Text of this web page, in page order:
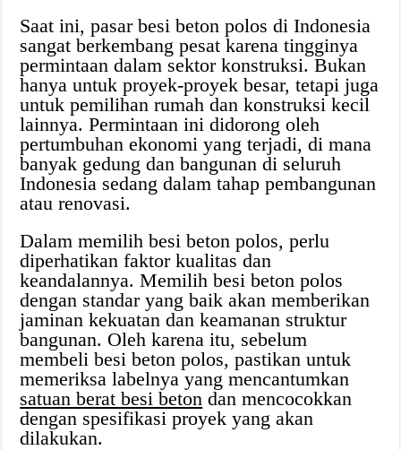
Saat ini, pasar besi beton polos di Indonesia
sangat berkembang pesat karena tingginya
permintaan dalam sektor konstruksi. Bukan
hanya untuk proyek-proyek besar, tetapi juga
untuk pemilihan rumah dan konstruksi kecil
lainnya. Permintaan ini didorong oleh
pertumbuhan ekonomi yang terjadi, di mana
banyak gedung dan bangunan di seluruh
Indonesia sedang dalam tahap pembangunan
atau renovasi.
Dalam memilih besi beton polos, perlu
diperhatikan faktor kualitas dan
keandalannya. Memilih besi beton polos
dengan standar yang baik akan memberikan
jaminan kekuatan dan keamanan struktur
bangunan. Oleh karena itu, sebelum
membeli besi beton polos, pastikan untuk
memeriksa labelnya yang mencantumkan
satuan berat besi beton dan mencocokkan
dengan spesifikasi proyek yang akan
dilakukan.